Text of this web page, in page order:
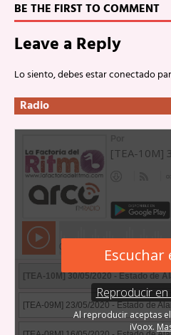
BE THE FIRST TO COMMENT
Leave a Reply
Lo siento, debes estarconectado
Radio